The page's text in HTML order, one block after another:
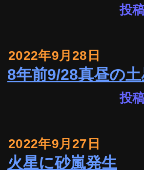
投
2022年9月28日
8年前9/28真昼の
投
2022年9月27日
火星に砂嵐発生